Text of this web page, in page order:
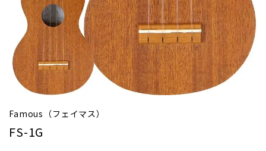
Famous（フェイマス）
FS-1G